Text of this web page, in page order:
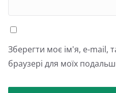
Зберегти моє ім'я, e-mail,
браузері для моїх